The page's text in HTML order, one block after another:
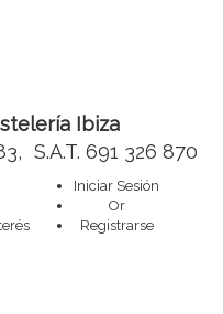
Ibiza
S.A.T. 691 326 870
Iniciar Sesión
Or
Registrarse